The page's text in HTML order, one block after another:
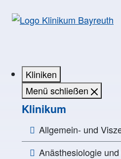
Kliniken
Menü schließen
Klinikum
Allgemein- und
Anästhesiologie